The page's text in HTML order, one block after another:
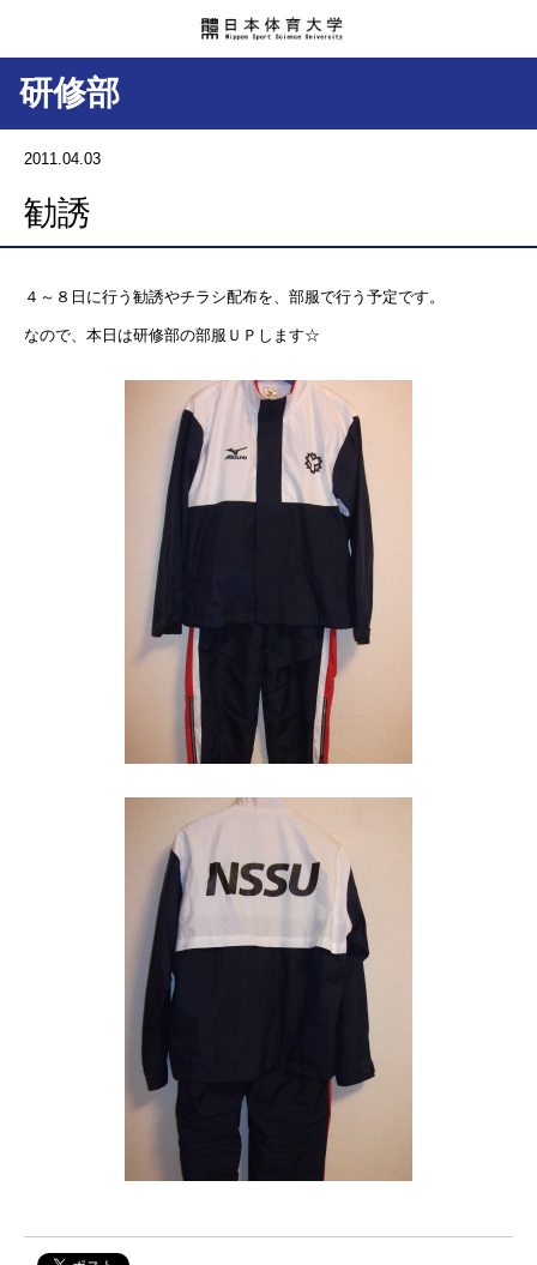
研修部
2011.04.03
勧誘
４～８日に行う勧誘やチラシ配布を、部服で行う予定です。
なので、本日は研修部の部服ＵＰします☆